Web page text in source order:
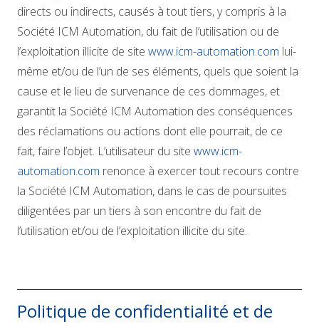
directs ou indirects, causés à tout tiers, y compris à la
Société ICM Automation, du fait de l’utilisation ou de
l’exploitation illicite de site www.icm-automation.com lui-
même et/ou de l’un de ses éléments, quels que soient la
cause et le lieu de survenance de ces dommages, et
garantit la Société ICM Automation des conséquences
des réclamations ou actions dont elle pourrait, de ce
fait, faire l’objet. L’utilisateur du site www.icm-
automation.com renonce à exercer tout recours contre
la Société ICM Automation, dans le cas de poursuites
diligentées par un tiers à son encontre du fait de
l’utilisation et/ou de l’exploitation illicite du site.
Politique de confidentialité et de